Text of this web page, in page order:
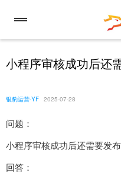
小程序审核成功后还
银豹运营-YF 2025-07-28
问题：
小程序审核成功后还需要发
回答：